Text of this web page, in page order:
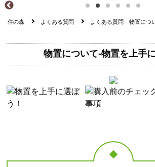
住の森 よくある質問 よくある質問 物置につ
物置について-物置を上手